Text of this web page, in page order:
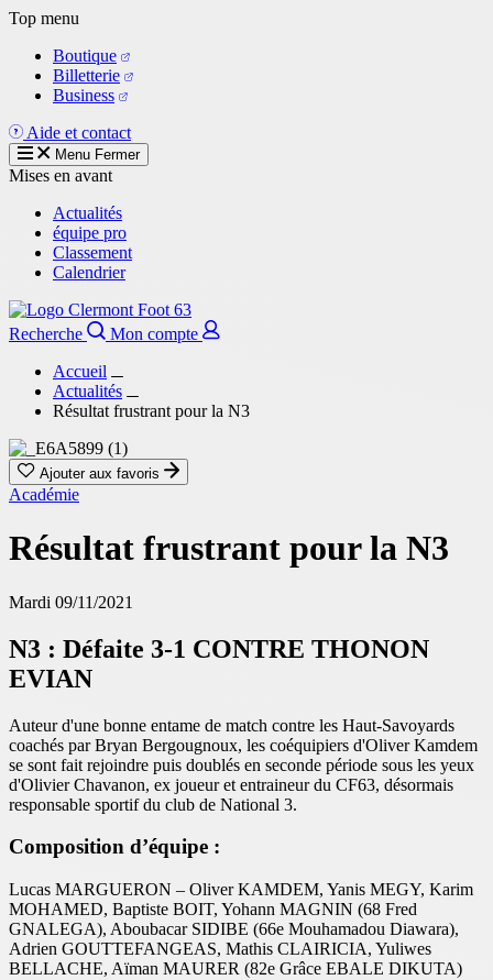
Aller
contenu
principal
Top menu
Boutique
Billetterie
Business
Aide et contact
Menu Fermer
Mises en avant
Actualités
équipe pro
Classement
Calendrier
Recherche
Mon compte
Accueil
Actualités
Résultat frustrant pour la N3
Ajouter aux favoris
Académie
Résultat frustrant pour la N3
Mardi 09/11/2021
N3 : Défaite 3-1 CONTRE THONON
EVIAN
Auteur d'une bonne entame de match contre les Haut-Savoyards
coachés par Bryan Bergougnoux, les coéquipiers d'Oliver Kamdem
se sont fait rejoindre puis doublés en seconde période sous les yeux
d'Olivier Chavanon, ex joueur et entraineur du CF63, désormais
responsable sportif du club de National 3.
Composition d’équipe :
Lucas MARGUERON – Oliver KAMDEM, Yanis MEGY, Karim
MOHAMED, Baptiste BOIT, Yohann MAGNIN (68 Fred
GNALEGA), Aboubacar SIDIBE (66e Mouhamadou Diawara),
Adrien GOUTTEFANGEAS, Mathis CLAIRICIA, Yuliwes
BELLACHE, Aïman MAURER (82e Grâce EBALE DIKUTA)